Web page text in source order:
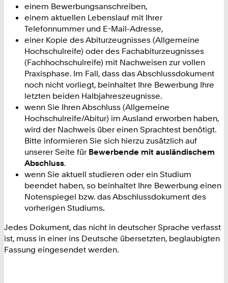
einem Bewerbungsanschreiben,
einem aktuellen Lebenslauf mit Ihrer
Telefonnummer und E-Mail-Adresse,
einer Kopie des Abiturzeugnisses (Allgemeine
Hochschulreife) oder des Fachabiturzeugnisses
(Fachhochschulreife) mit Nachweisen zur vollen
Praxisphase. Im Fall, dass das Abschlussdokument
noch nicht vorliegt, beinhaltet Ihre Bewerbung Ihre
letzten beiden Halbjahreszeugnisse.
wenn Sie Ihren Abschluss (Allgemeine
Hochschulreife/Abitur) im Ausland erworben haben,
wird der Nachweis über einen Sprachtest benötigt.
Bitte informieren Sie sich hierzu zusätzlich auf
unserer Seite für Bewerbende mit ausländischem
Abschluss.
wenn Sie aktuell studieren oder ein Studium
beendet haben, so beinhaltet Ihre Bewerbung einen
Notenspiegel bzw. das Abschlussdokument des
vorherigen Studiums.
Jedes Dokument, das nicht in deutscher Sprache verfasst
ist, muss in einer ins Deutsche übersetzten, beglaubigten
Fassung eingesendet werden.